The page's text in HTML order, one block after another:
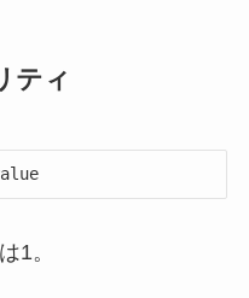
ティ
Vol(GeWorko) = Vol(A)/USD_value
1。